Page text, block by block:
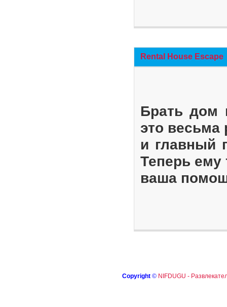
Rental House Escape
Брать дом
это весьма
и главный
Теперь ему
ваша
Copyright © NIFDUGU -